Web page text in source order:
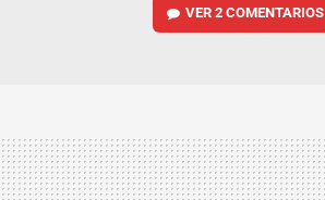
VER2 COMENTARIOS